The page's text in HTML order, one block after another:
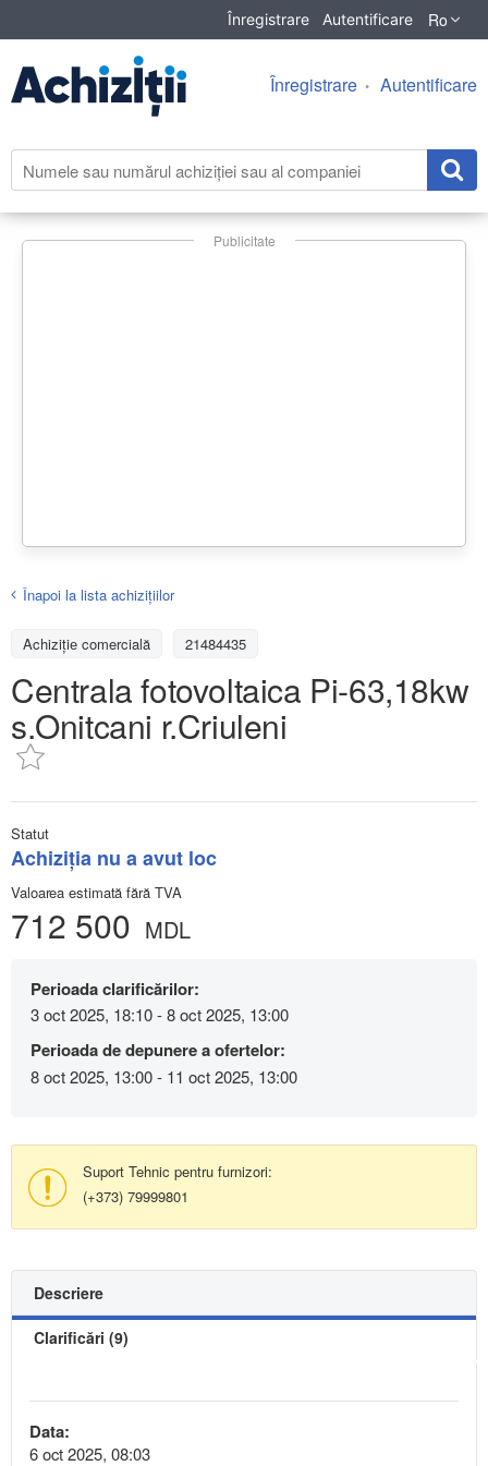
Înregistrare Autentificare Ro
Înregistrare Autentificare
Publicitate
Înapoi la lista achiziţiilor
Achizițiе comercială 21484435
Centrala fotovoltaica Pi-63,18kw
s.Onitcani r.Criuleni
Statut
Achiziţia nu a avut loc
Valoarea estimată fără TVA
712 500 MDL
Perioada clarificărilor:
3 oct 2025, 18:10 - 8 oct 2025, 13:00
Perioada de depunere a ofertelor:
8 oct 2025, 13:00 - 11 oct 2025, 13:00
Suport Tehnic pentru furnizori:
(+373) 79999801
Descriere
Clarificări (9)
Data:
6 oct 2025, 08:03